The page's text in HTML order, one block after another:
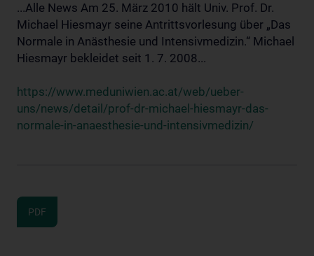
...Alle News Am 25. März 2010 hält Univ. Prof. Dr.
Michael Hiesmayr seine Antrittsvorlesung über „Das
Normale in Anästhesie und Intensivmedizin.“ Michael
Hiesmayr bekleidet seit 1. 7. 2008...
https://www.meduniwien.ac.at/web/ueber-
uns/news/detail/prof-dr-michael-hiesmayr-das-
normale-in-anaesthesie-und-intensivmedizin/
PDF